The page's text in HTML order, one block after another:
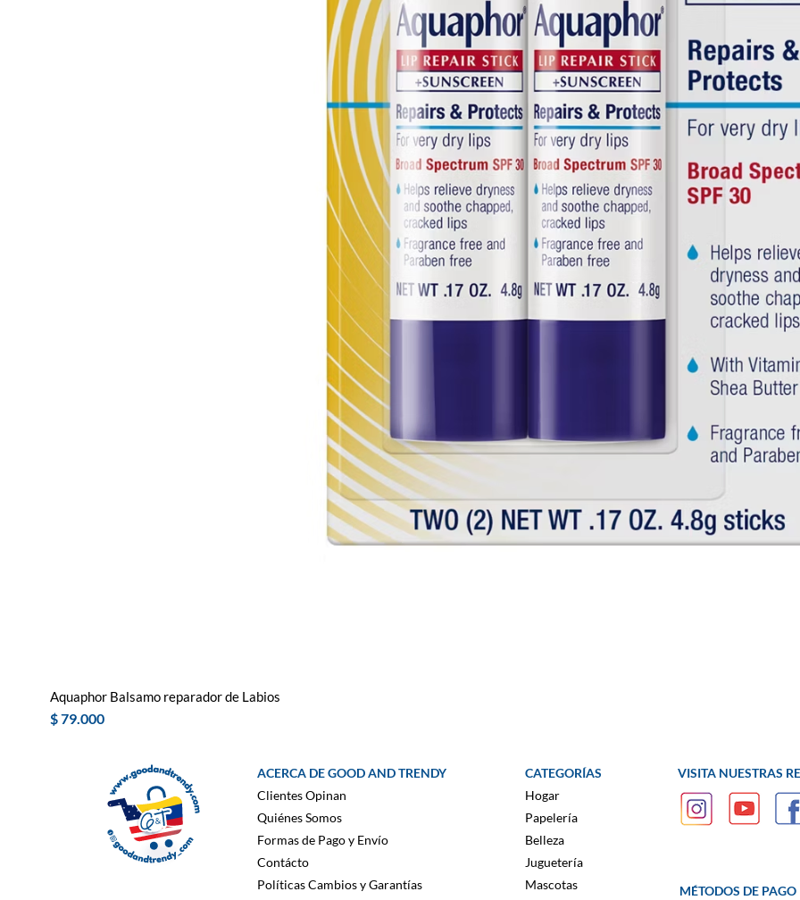
Aquaphor Balsamo reparador de Labios
Precio
$ 79.000
ACERCA DE GOOD AND TRENDY
Clientes Opinan
Quiénes Somos
Formas de Pago y Envío
Contácto
Políticas Cambios y Garantías
CATEGORÍAS
Hogar
Papelería
Belleza
Juguetería
Mascotas
VISITA NUESTRAS
MÉTODOS DE PAGO